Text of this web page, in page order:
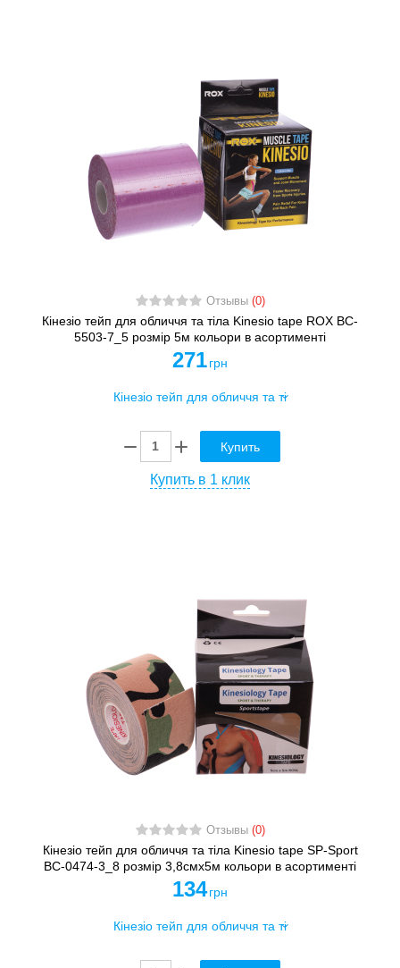
Отзывы (0)
Кінезіо тейп для обличчя та тіла Kinesio tape ROX BC-
5503-7_5 розмір 5м кольори в асортименті
271 грн
Купить
Купить в 1 клик
Отзывы (0)
Кінезіо тейп для обличчя та тіла Kinesio tape SP-Sport
BC-0474-3_8 розмір 3,8смх5м кольори в асортименті
134 грн